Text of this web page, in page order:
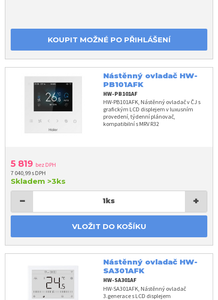
KOUPIT MOŽNÉ PO PŘIHLÁŠENÍ
Nástěnný ovladač HW-
PB101AFK
HW-PB101AF
HW-PB101AFK, Nástěnný ovladač v ČJ s
grafickým LCD displejem v luxusním
provedení, týdenní plánovač,
kompatibilní s MRV R32
5 819 bez DPH
7 040,99 s DPH
Skladem >3ks
− 1ks +
VLOŽIT DO KOŠÍKU
Nástěnný ovladač HW-
SA301AFK
HW-SA301AF
HW-SA301AFK, Nástěnný ovladač
3.generace s LCD displejem